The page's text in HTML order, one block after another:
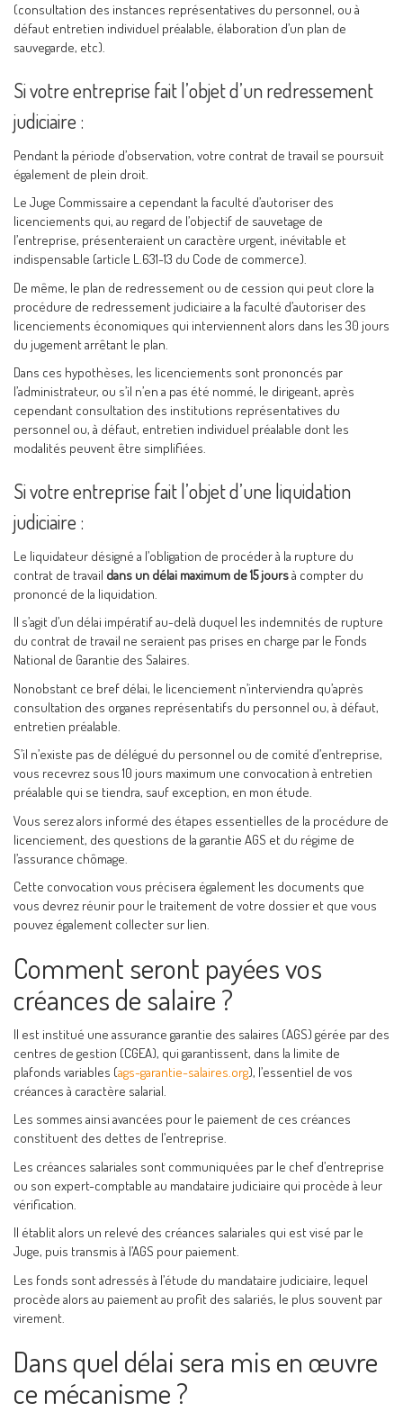
(consultation des instances représentatives du personnel, ou à
défaut entretien individuel préalable, élaboration d’un plan de
sauvegarde, etc).
Si votre entreprise fait l’objet d’un redressement
judiciaire :
Pendant la période d’observation, votre contrat de travail se poursuit
également de plein droit.
Le Juge Commissaire a cependant la faculté d’autoriser des
licenciements qui, au regard de l’objectif de sauvetage de
l’entreprise, présenteraient un caractère urgent, inévitable et
indispensable (article L.631-13 du Code de commerce).
De même, le plan de redressement ou de cession qui peut clore la
procédure de redressement judiciaire a la faculté d’autoriser des
licenciements économiques qui interviennent alors dans les 30 jours
du jugement arrêtant le plan.
Dans ces hypothèses, les licenciements sont prononcés par
l’administrateur, ou s’il n’en a pas été nommé, le dirigeant, après
cependant consultation des institutions représentatives du
personnel ou, à défaut, entretien individuel préalable dont les
modalités peuvent être simplifiées.
Si votre entreprise fait l’objet d’une liquidation
judiciaire :
Le liquidateur désigné a l’obligation de procéder à la rupture du
contrat de travail dans un délai maximum de 15 joursà compter du
prononcé de la liquidation.
Il s’agit d’un délai impératif au-delà duquel les indemnités de rupture
du contrat de travail ne seraient pas prises en charge par le Fonds
National de Garantie des Salaires.
Nonobstant ce bref délai, le licenciement n’interviendra qu’après
consultation des organes représentatifs du personnel ou, à défaut,
entretien préalable.
S’il n’existe pas de délégué du personnel ou de comité d’entreprise,
vous recevrez sous 10 jours maximum une convocation à entretien
préalable qui se tiendra, sauf exception, en mon étude.
Vous serez alors informé des étapes essentielles de la procédure de
licenciement, des questions de la garantie AGS et du régime de
l’assurance chômage.
Cette convocation vous précisera également les documents que
vous devrez réunir pour le traitement de votre dossier et que vous
pouvez également collecter sur lien.
Comment seront payées vos
créances de salaire ?
Il est institué une assurance garantie des salaires (AGS) gérée par des
centres de gestion (CGEA), qui garantissent, dans la limite de
plafonds variables (ags-garantie-salaires.org), l’essentiel de vos
créances à caractère salarial.
Les sommes ainsi avancées pour le paiement de ces créances
constituent des dettes de l’entreprise.
Les créances salariales sont communiquées par le chef d’entreprise
ou son expert-comptable au mandataire judiciaire qui procède à leur
vérification.
Il établit alors un relevé des créances salariales qui est visé par le
Juge, puis transmis à l’AGS pour paiement.
Les fonds sont adressés à l’étude du mandataire judiciaire, lequel
procède alors au paiement au profit des salariés, le plus souvent par
virement.
Dans quel délai sera mis en œuvre
ce mécanisme ?